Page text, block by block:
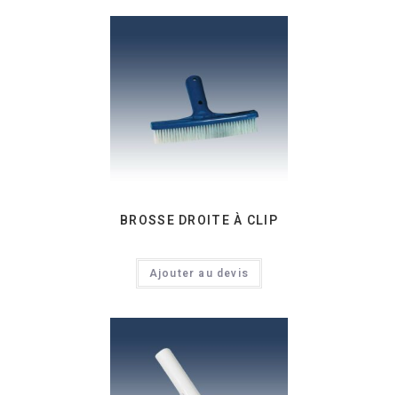
BROSSE DROITE À CLIP
Ajouter au devis